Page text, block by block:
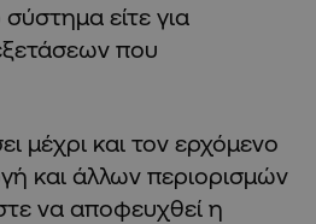
είτε για
που
μέχρι και τον ερχόμενο
και άλλων περιορισμών
να αποφευχθεί η